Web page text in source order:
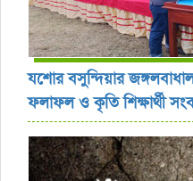
যশোর বসুন্দিয়ার
ফলাফল ও কৃতি শিক্ষার্থী